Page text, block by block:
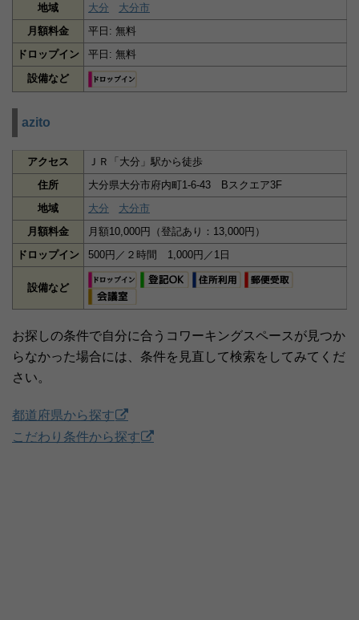
地域
大分
大分市
月額料金
平日: 無料
ドロップイン
平日: 無料
設備など
azito
アクセス
ＪＲ「大分」駅から徒歩
住所
大分県大分市府内町1-6-43 Bスクエア3F
地域
大分
大分市
月額料金
月額10,000円（登記あり：13,000円）
ドロップイン
500円／２時間 1,000円／1日
設備など
お探しの条件で自分に合うコワーキングスペースが見つか
らなかった場合には、条件を見直して検索をしてみてくだ
さい。
都道府県から探す
こだわり条件から探す